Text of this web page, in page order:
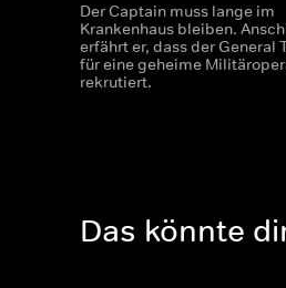
Der Captain muss lange im
Krankenhaus bleiben.
erfährt er, dass der General
für eine geheime
rekrutiert.
Das könnte